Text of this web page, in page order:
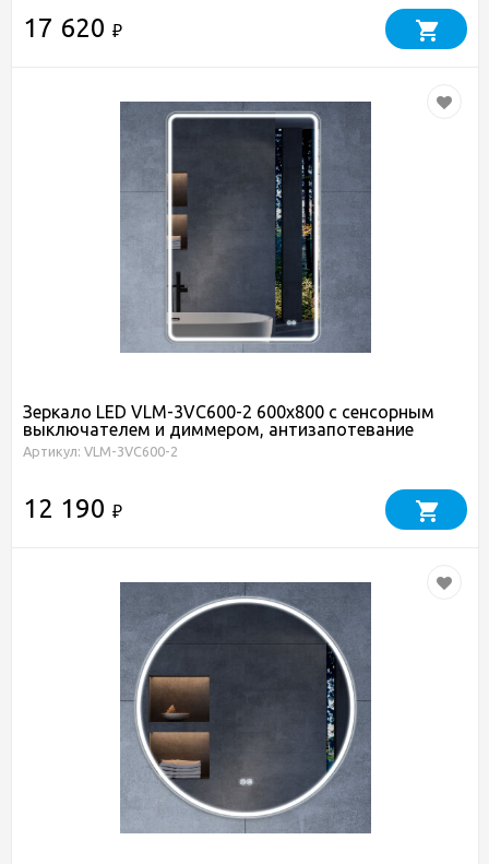
17 620 ₽
Зеркало LED VLM-3VC600-2 600х800 c сенсорным
выключателем и диммером, антизапотевание
Артикул: VLM-3VC600-2
12 190 ₽